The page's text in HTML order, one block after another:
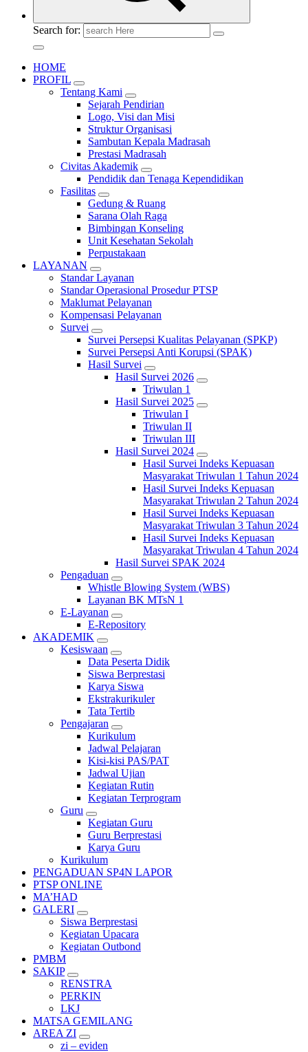
Search for:
HOME
PROFIL
Tentang Kami
Sejarah Pendirian
Logo, Visi dan Misi
Struktur Organisasi
Sambutan Kepala Madrasah
Prestasi Madrasah
Civitas Akademik
Pendidik dan Tenaga Kependidikan
Fasilitas
Gedung & Ruang
Sarana Olah Raga
Bimbingan Konseling
Unit Kesehatan Sekolah
Perpustakaan
LAYANAN
Standar Layanan
Standar Operasional Prosedur PTSP
Maklumat Pelayanan
Kompensasi Pelayanan
Survei
Survei Persepsi Kualitas Pelayanan (SPKP)
Survei Persepsi Anti Korupsi (SPAK)
Hasil Survei
Hasil Survei 2026
Triwulan 1
Hasil Survei 2025
Triwulan I
Triwulan II
Triwulan III
Hasil Survei 2024
Hasil Survei Indeks Kepuasan
Masyarakat Triwulan 1 Tahun 2024
Hasil Survei Indeks Kepuasan
Masyarakat Triwulan 2 Tahun 2024
Hasil Survei Indeks Kepuasan
Masyarakat Triwulan 3 Tahun 2024
Hasil Survei Indeks Kepuasan
Masyarakat Triwulan 4 Tahun 2024
Hasil Survei SPAK 2024
Pengaduan
Whistle Blowing System (WBS)
Layanan BK MTsN 1
E-Layanan
E-Repository
AKADEMIK
Kesiswaan
Data Peserta Didik
Siswa Berprestasi
Karya Siswa
Ekstrakurikuler
Tata Tertib
Pengajaran
Kurikulum
Jadwal Pelajaran
Kisi-kisi PAS/PAT
Jadwal Ujian
Kegiatan Rutin
Kegiatan Terprogram
Guru
Kegiatan Guru
Guru Berprestasi
Karya Guru
Kurikulum
PENGADUAN SP4N LAPOR
PTSP ONLINE
MA’HAD
GALERI
Siswa Berprestasi
Kegiatan Upacara
Kegiatan Outbond
PMBM
SAKIP
RENSTRA
PERKIN
LKJ
MATSA GEMILANG
AREA ZI
zi – eviden